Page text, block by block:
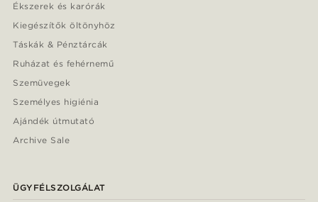
Ékszerek és karórák
Kiegészítők öltönyhöz
Táskák & Pénztárcák
Ruházat és fehérnemű
Szemüvegek
Személyes higiénia
Ajándék útmutató
Archive Sale
ÜGYFÉLSZOLGÁLAT